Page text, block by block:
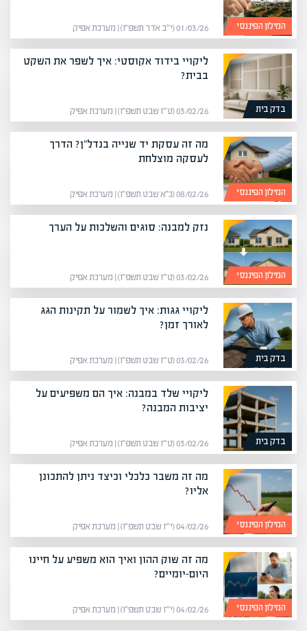
המילון הפיננסי 01/03/26 (י״ב אדר תשפ״ו) | מערכת אפיק
בדק בית
ליקויי בידוד אקוסטי: איך לשפר את השקט
בבית?
03/02/26 (ט״ז שבט תשפ״ו) | מערכת אפיק
המילון הפיננסי
מה זה עסקת יד שנייה בנדל"ן? הדרך
לעסקה מוצלחת
08/02/26 (כ״א שבט תשפ״ו) | מערכת אפיק
המילון הפיננסי
נזק למבנה: סוגים והשלכות על הערך
03/02/26 (ט״ז שבט תשפ״ו) | מערכת אפיק
בדק בית
ליקויי גגות: איך לשמור על תקינות הגג
לאורך זמן?
03/02/26 (ט״ז שבט תשפ״ו) | מערכת אפיק
בדק בית
ליקויי שלד במבנה: איך הם משפיעים על
יציבות המבנה?
03/02/26 (ט״ז שבט תשפ״ו) | מערכת אפיק
המילון הפיננסי
מה זה משבר כלכלי וכיצד ניתן להתכונן
אליו?
04/02/26 (י״ז שבט תשפ״ו) | מערכת אפיק
המילון הפיננסי
מה זה שוק ההון ואיך הוא משפיע על חיינו
היום-יומיים?
04/02/26 (י״ז שבט תשפ״ו) | מערכת אפיק